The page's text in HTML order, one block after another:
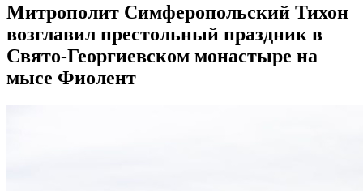
Митрополит Симферопольский Тихон
возглавил престольный праздник в
Свято-Георгиевском монастыре на
мысе Фиолент